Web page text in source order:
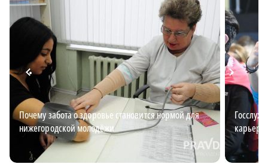
Почему забота о здоровье становится нормой для
нижегородской молодёжи